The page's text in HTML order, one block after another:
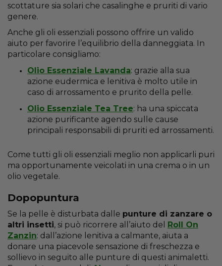
scottature sia solari che casalinghe e pruriti di vario
genere.
Anche gli oli essenziali possono offrire un valido
aiuto per favorire l’equilibrio della danneggiata. In
particolare consigliamo:
Olio Essenziale Lavanda: grazie alla sua
azione eudermica e lenitiva è molto utile in
caso di arrossamento e prurito della pelle.
Olio Essenziale Tea Tree: ha una spiccata
azione purificante agendo sulle cause
principali responsabili di pruriti ed arrossamenti.
Come tutti gli oli essenziali meglio non applicarli puri
ma opportunamente veicolati in una crema o in un
olio vegetale.
Dopopuntura
Se la pelle è disturbata dalle punture di zanzare o
altri insetti, si può ricorrere all’aiuto del
Roll On
Zanzin: dall’azione lenitiva a calmante, aiuta a
donare una piacevole sensazione di freschezza e
sollievo in seguito alle punture di questi animaletti.